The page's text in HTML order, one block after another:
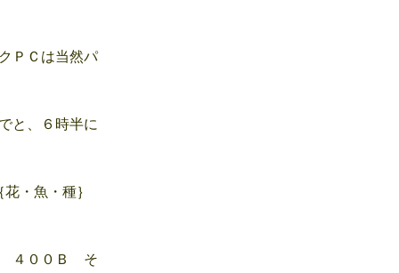
ＰＣは当然パ
と、６時半に
・魚・種｝
４００Ｂ そ